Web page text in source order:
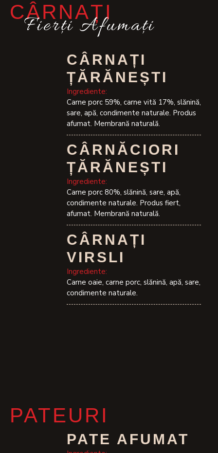
CÂRNAȚI
Fierţi Afumaţi
CÂRNAȚI
ȚĂRĂNEȘTI
Ingrediente:
Carne porc 59%, carne vită 17%, slănină,
sare, apă, condimente naturale. Produs
afumat. Membrană naturală.
CÂRNĂCIORI
ȚĂRĂNEȘTI
Ingrediente:
Carne porc 80%, slănină, sare, apă,
condimente naturale. Produs fiert,
afumat. Membrană naturală.
CÂRNAȚI
VIRSLI
Ingrediente:
Carne oaie, carne porc, slănină, apă, sare,
condimente naturale.
PATEURI
PATE AFUMAT